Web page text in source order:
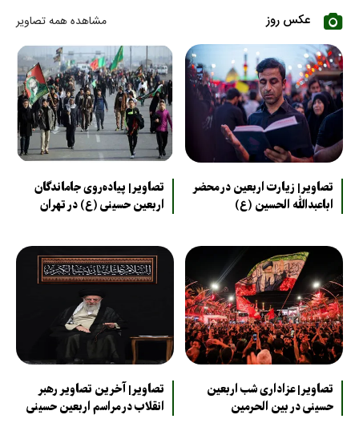
عکس روز مشاهده همه تصاویر
تصاویر| زیارت اربعین در محضر
اباعبدالله الحسین (ع)
تصاویر| پیاده‌روی جاماندگان
اربعین حسینی (ع) در تهران
تصاویر| عزاداری شب اربعین
حسینی در بین الحرمین
تصاویر| آخرین تصاویر رهبر
انقلاب در مراسم اربعین حسینی